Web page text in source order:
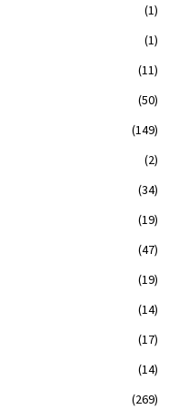
(1)
(1)
(11)
(50)
(149)
(2)
(34)
(19)
(47)
(19)
(14)
(17)
(14)
(269)